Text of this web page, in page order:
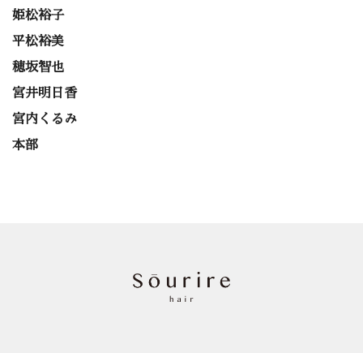
姫松裕子
平松裕美
穂坂智也
宮井明日香
宮内くるみ
本部